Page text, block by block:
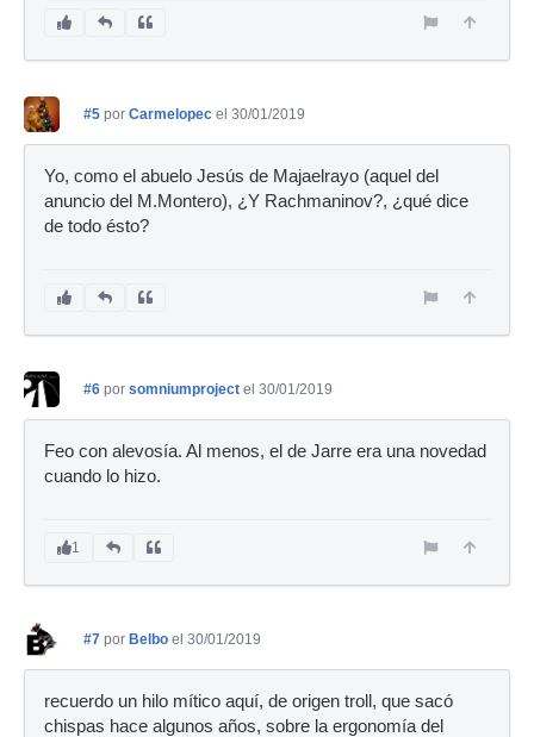
#5 por Carmelopec el 30/01/2019
Yo, como el abuelo Jesús de Majaelrayo (aquel del
anuncio del M.Montero), ¿Y Rachmaninov?, ¿qué dice
de todo ésto?
#6 por somniumproject el 30/01/2019
Feo con alevosía. Al menos, el de Jarre era una novedad
cuando lo hizo.
1
#7 por Belbo el 30/01/2019
recuerdo un hilo mítico aquí, de origen troll, que sacó
chispas hace algunos años, sobre la ergonomía del